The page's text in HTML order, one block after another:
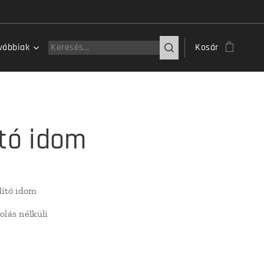
Kosár
idom
idom
nélküli